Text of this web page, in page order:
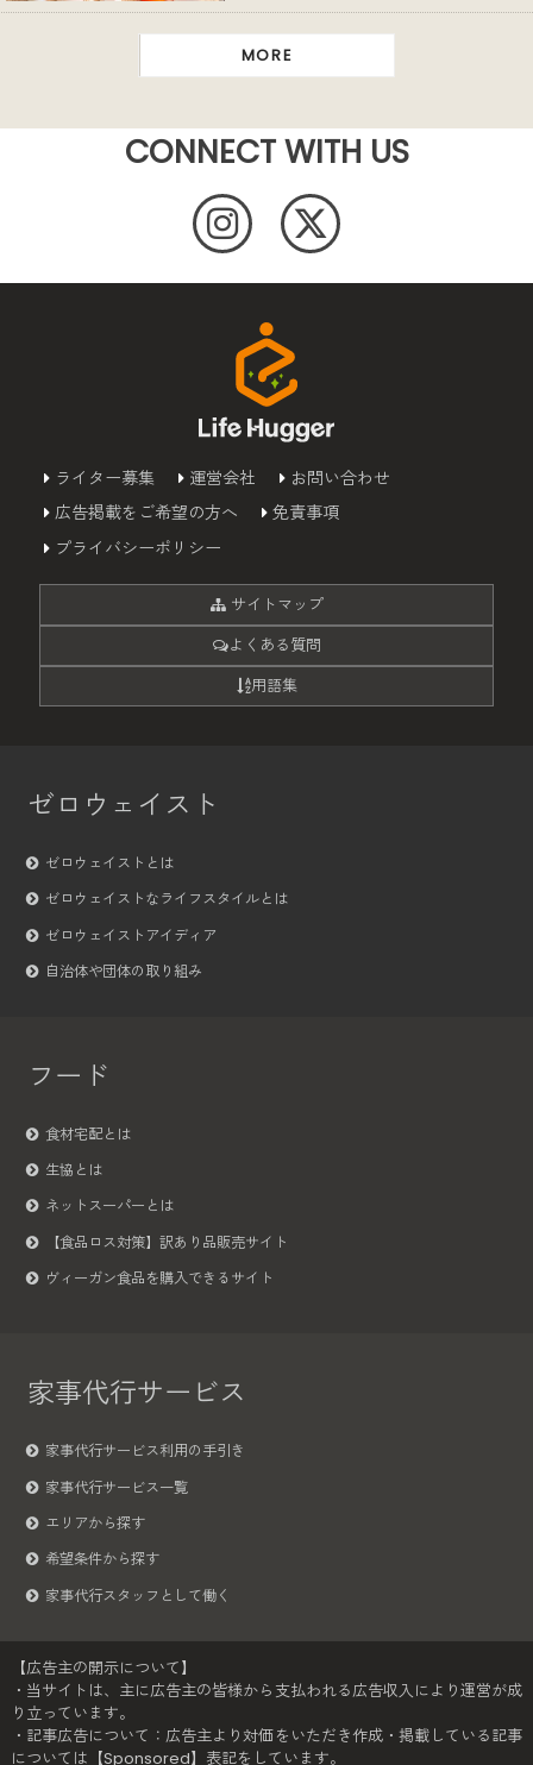
MORE
CONNECT WITH US
ライター募集 運営会社
お問い合わせ
広告掲載をご希望の方へ
免責事項
プライバシーポリシー
サイトマップ
よくある質問
用語集
ゼロウェイスト
ゼロウェイストとは
ゼロウェイストなライフスタイルとは
ゼロウェイストアイディア
自治体や団体の取り組み
フード
食材宅配とは
生協とは
ネットスーパーとは
【食品ロス対策】訳あり品販売サイト
ヴィーガン食品を購入できるサイト
家事代行サービス
家事代行サービス利用の手引き
家事代行サービス一覧
エリアから探す
希望条件から探す
家事代行スタッフとして働く
【広告主の開示について】
・当サイトは、主に広告主の皆様から支払われる広告収入により運営が成
り立っています。
・記事広告について：広告主より対価をいただき作成・掲載している記事
については【Sponsored】表記をしています。